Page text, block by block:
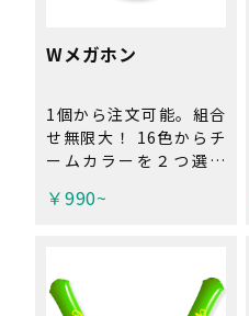
Wメガホン
1個から注文可能。組合
せ無限大！ 16色からチ
ームカラーを２つ選ん
の応援などに！ 首にか
き不可。
￥990~